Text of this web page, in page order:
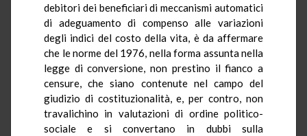
debitori dei beneficiari di meccanismi automatici
di adeguamento di compenso alle variazioni
degli indici del costo della vita, è da affermare
che le norme del 1976, nella forma assunta nella
legge di conversione, non prestino il fianco a
censure, che siano contenute nel campo del
giudizio di costituzionalità, e, per contro, non
travalichino in valutazioni di ordine politico-
sociale e si convertano in dubbi sulla